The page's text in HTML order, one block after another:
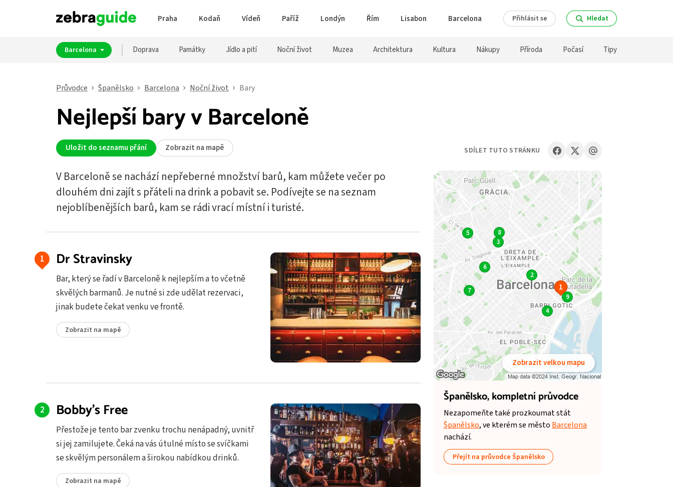
Praha Kodaň Vídeň Paříž Londýn Řím Lisabon Barcelona Přihlásit se Hledat
Barcelona Doprava Památky Jídlo a pití Noční život Muzea Architektura Kultura Nákupy Příroda Počasí Tipy
Průvodce Španělsko Barcelona Noční život Bary
Nejlepší bary v Barceloně
Uložit do seznamu přání Zobrazit na mapě
V Barceloně se nachází nepřeberné množství barů, kam můžete večer po
dlouhém dni zajít s přáteli na drink a pobavit se. Podívejte se na seznam
nejoblíbenějších barů, kam se rádi vrací místní i turisté.
Dr Stravinsky
Bar, který se řadí v Barceloně k nejlepším a to včetně
skvělých barmanů. Je nutné si zde udělat rezervaci,
jinak budete čekat venku ve frontě.
Zobrazit na mapě
Bobby's Free
Přestože je tento bar zvenku trochu nenápadný, uvnitř
si jej zamilujete. Čeká na vás útulné místo se svíčkami
se skvělým personálem a širokou nabídkou drinků.
Zobrazit na mapě
8
5
3
6
2
7
1
9
4
Zobrazit velkou mapu
Španělsko,kompletní průvodce
Nezapomeňte také prozkoumat stát
Španělsko, ve kterém se město Barcelona
nachází.
Přejít na průvodce Španělsko
SDÍLET TUTO STRÁNKU